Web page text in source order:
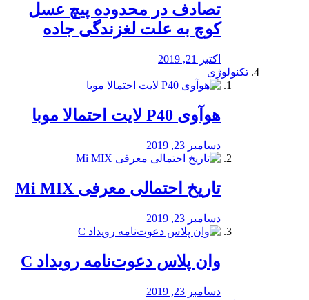
تصادف در محدوده پیچ عسل
کوچ به علت لغزندگی جاده
اکتبر 21, 2019
تکنولوژی
هوآوی P40 لایت احتمالا موبا
دسامبر 23, 2019
تاریخ احتمالی معرفی Mi MIX
دسامبر 23, 2019
وان پلاس دعوت‌نامه رویداد C
دسامبر 23, 2019